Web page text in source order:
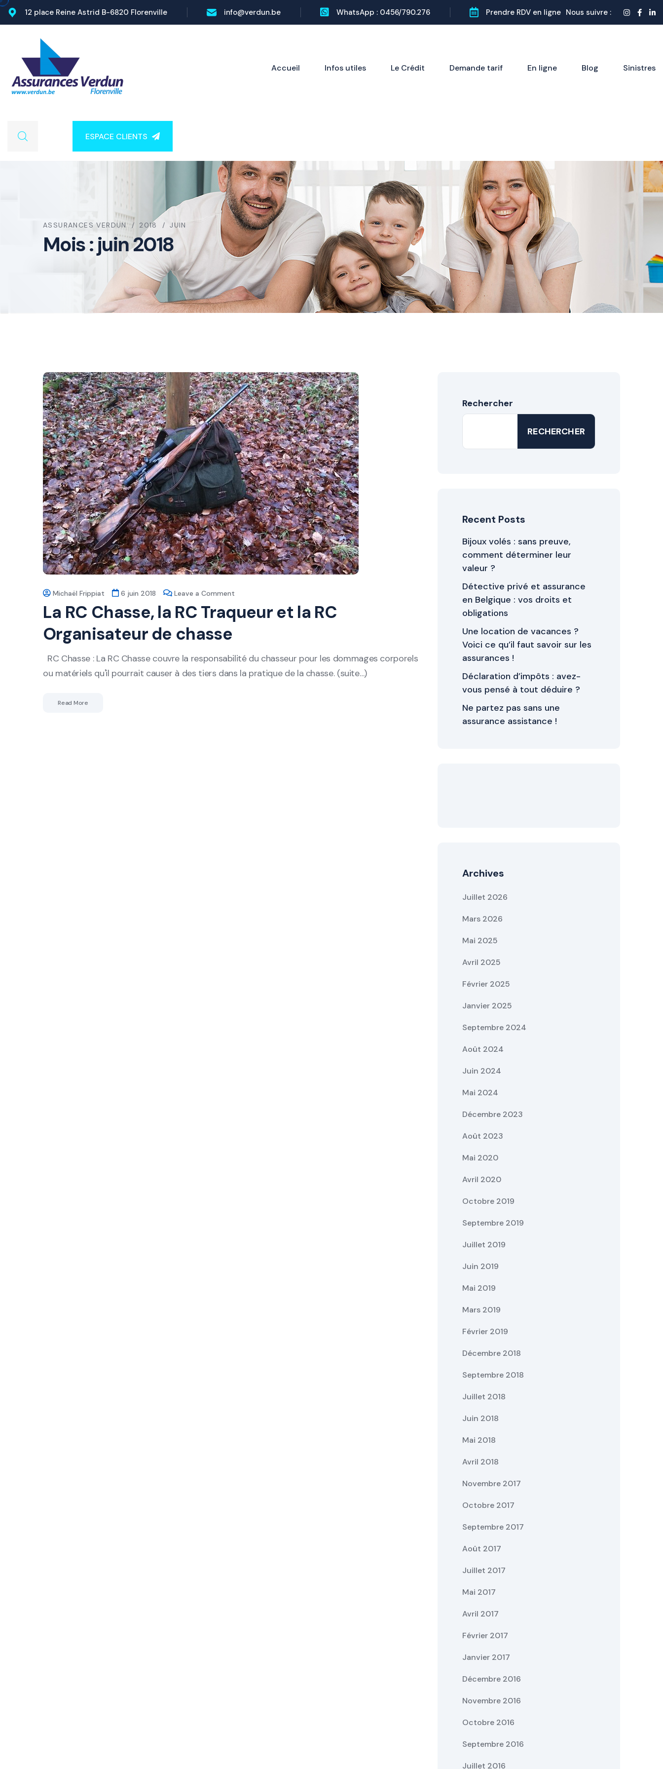
12 place Reine Astrid B-6820 Florenville info@verdun.be WhatsApp : 0456/790.276 Prendre RDV en ligne Nous suivre :
Accueil Infos utiles Le Crédit Demande tarif En ligne Blog Sinistres
ESPACE CLIENTS
ASSURANCES VERDUN 2018 JUIN
Mois :juin 2018
Michaël Frippiat 6 juin 2018 Leave a Comment
La RC Chasse, la RC Traqueur et la RC
Organisateur de chasse
RC Chasse : La RC Chasse couvre la responsabilité du chasseur pour les dommages corporels
ou matériels qu'il pourrait causer à des tiers dans la pratique de la chasse. (suite…)
Read More
Rechercher
RECHERCHER
Recent Posts
Bijoux volés : sans preuve,
comment déterminer leur
valeur ?
Détective privé et assurance
en Belgique : vos droits et
obligations
Une location de vacances ?
Voici ce qu’il faut savoir sur les
assurances !
Déclaration d’impôts : avez-
vous pensé à tout déduire ?
Ne partez pas sans une
assurance assistance !
Archives
Juillet 2026
Mars 2026
Mai 2025
Avril 2025
Février 2025
Janvier 2025
Septembre 2024
Août 2024
Juin 2024
Mai 2024
Décembre 2023
Août 2023
Mai 2020
Avril 2020
Octobre 2019
Septembre 2019
Juillet 2019
Juin 2019
Mai 2019
Mars 2019
Février 2019
Décembre 2018
Septembre 2018
Juillet 2018
Juin 2018
Mai 2018
Avril 2018
Novembre 2017
Octobre 2017
Septembre 2017
Août 2017
Juillet 2017
Mai 2017
Avril 2017
Février 2017
Janvier 2017
Décembre 2016
Novembre 2016
Octobre 2016
Septembre 2016
Juillet 2016